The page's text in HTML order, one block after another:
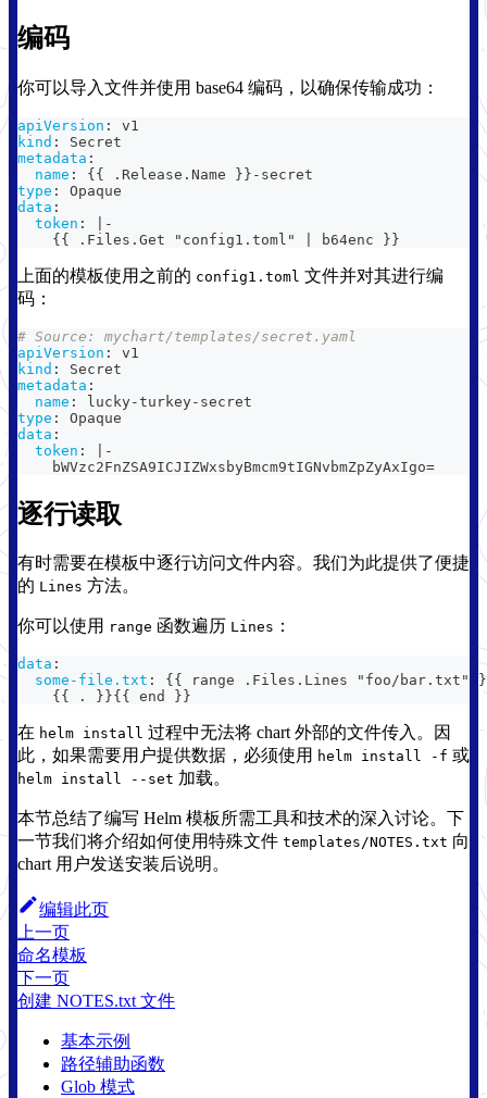
编码
你可以导入文件并使用 base64 编码，以确保传输成功：
apiVersion :
v1
kind :
Secret
metadata :
name : {{ .Release.Name }} - secret
type :
Opaque
data :
token :
-
{{ .Files.Get "config1.toml" b64enc }}
上面的模板使用之前的 config1.toml 文件并对其进行编
码：
# Source: mychart/templates/secret.yaml
apiVersion :
v1
kind :
Secret
metadata :
name : lucky-turkey- secret
type :
Opaque
data :
token :
-
    bWVzc2FnZSA9ICJIZWxsbyBmcm9tIGNvbmZpZyAxIgo=
逐行读取
有时需要在模板中逐行访问文件内容。我们为此提供了便捷
的 Lines 方法。
你可以使用 range 函数遍历 Lines ：
data :
some-file.txt : { { range .Files.Lines "foo/bar.txt"
}
{ { . } }{ { end } }
在 helm install 过程中无法将 chart 外部的文件传入。因
此，如果需要用户提供数据，必须使用 helm install -f 或
helm install --set 加载。
本节总结了编写 Helm 模板所需工具和技术的深入讨论。下
一节我们将介绍如何使用特殊文件 templates/NOTES.txt 向
chart 用户发送安装后说明。
编辑此页
上一页
命名模板
下一页
创建 NOTES.txt 文件
基本示例
路径辅助函数
Glob 模式